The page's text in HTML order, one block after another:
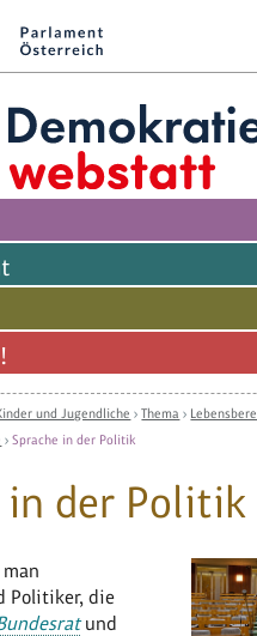
und Jugendliche ›Thema ›
›Sprache in der Politik
in der Politik
Politiker, die
und